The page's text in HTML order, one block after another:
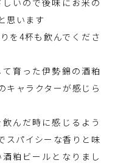
いので後味にお米の
思います
を4杯も飲んでくださ
育った伊勢錦の酒粕
キャラクターが感じら
んだ時に感じるよう
スパイシーな香りと味
粕ビールとなりまし